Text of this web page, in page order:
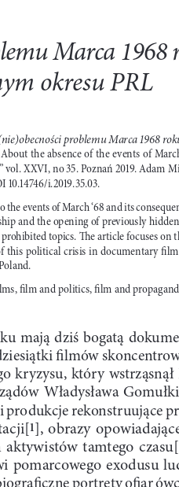
Marca 1968
okresu PRL
ści problemu Marca #$%&
the absence of the events of
vol. XXVI, no  . Poznań . Adam
./i. . ..
the events of March ‘ and its
and the opening of previously
topics. - e article focuses on
this political crisis in documentary %
lms, %lm and politics, %lm and
mają dziś bogatą
ątki : lmów
kryzysu, który wstrząsnął
ądów  Władysława  Gomuł
produkcje rekonstruujące
!],  obrazy  opowiadają
aktywistów  tamtego  czasu[
pomarcowego  exodusu
: czne portrety o: ar